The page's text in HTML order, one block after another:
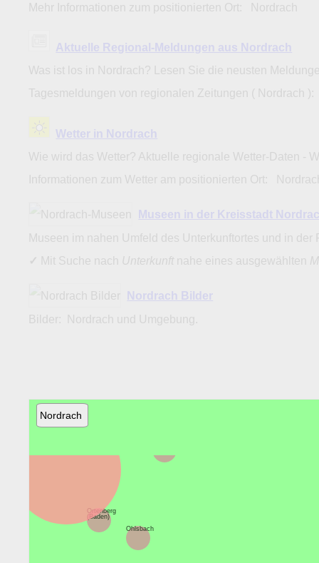
Mehr Informationen zum positionierten Ort: Nordrach
Aktuelle Regional-Meldungen aus Nordrach
Was ist los in Nordrach? Lesen Sie die neusten
Tagesmeldungen von regionalen Zeitungen ( Nordrach
Wetter in Nordrach
Wie wird das Wetter? Aktuelle regionale Wetter-Daten -
Informationen zum Wetter am positionierten Ort:
Museen in der Kreisstadt
Museen im nahen Umfeld des Unterkunftortes und in der
✓ Mit Suche nach Unterkunft nahe eines ausgewählten
Nordrach Bilder
Bilder: Nordrach und Umgebung.
Nordrach
Ohlsbach
Ortenberg
(Baden)
Offenburg